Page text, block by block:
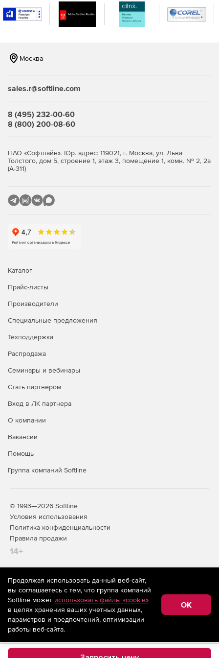
Развертывание стандартных образов на компьютерах
Москва
sales.r@softline.com
8 (495) 232-00-60
8 (800) 200-08-60
ПАО «Софтлайн». Юр. адрес: 119021, г. Москва, ул. Льва
Толстого, дом 5, строение 1, этаж 3, помещение 1, комн. № 2, 2а
(А-311)
Каталог
Прайс-листы
Производители
Специальные предложения
Техподдержка
Распродажа
Семинары и вебинары
Стать партнером
Вход в ЛК партнера
О компании
Вакансии
Помощь
Группа компаний Softline
© 1993—2026 Softline
Условия использования
Политика конфиденциальности
Правила продажи
14+
На информационном ресурсе store.softline.ru применяются
рекомендательные технологии(информационные технологии
предоставления информации на основе сбора,
систематизации и анализа сведений, относящихся к
предпочтениям пользователей сети «Интернет»,
находящихся на территории Российской Федерации)
Продолжая использовать данный веб-сайт,
вы соглашаетесь с тем, что группа компаний
Softline может использовать файлы «cookie»
в целях хранения ваших учетных данных,
параметров и предпочтений, оптимизации
работы веб-сайта.
OK